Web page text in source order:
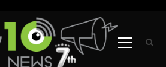
Primary